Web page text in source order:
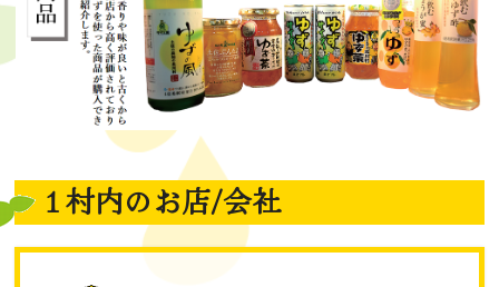
１村内のお店/会社